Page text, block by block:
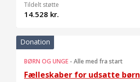
Tildelt støtte
14.528 kr.
Donation
BØRN OG UNGE - Alle med fra start
Fælleskaber for udsatte børn